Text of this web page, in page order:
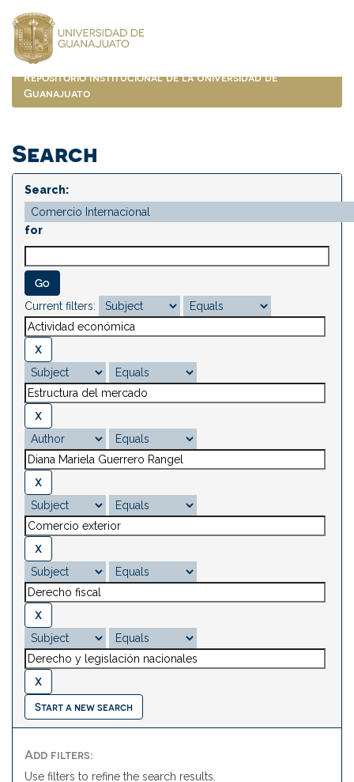
navigation
Repositorio Institucional de la Universidad de
Guanajuato
Search
Search:
for
Current filters:
Start a new search
Add filters:
Use filters to refine the search results.